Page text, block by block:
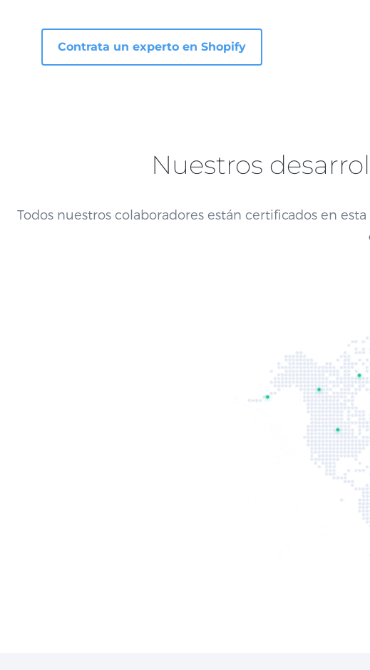
Contrata un experto en Shopify
Nuestros
Todos nuestros colaboradores están certificados en